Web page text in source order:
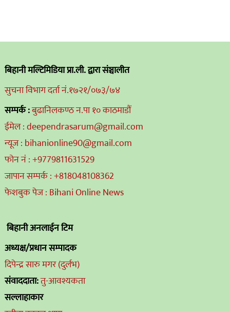
बिहानी मल्टिमिडिया प्रा.ली. द्वारा संञ्चालीत
सुचना विभाग दर्ता नं.१७२१/०७३/७४
सम्पर्क :बुढानिलकण्ठ न.पा १० काठमाडौं
ईमेल : deependrasarum@gmail.com
न्यूज : bihanionline90@gmail.com
फोन नं : +9779811631529
जापान सम्पर्क : +818048108362
फेशबुक पेज : Bihani Online News
बिहानी अनलाईन टिम
अध्यक्ष/प्रधान सम्पादक
दिपेन्द्र सारु मगर (दुर्लभ)
संवाददाता:तु-आवश्यकता
सल्लाहाकार